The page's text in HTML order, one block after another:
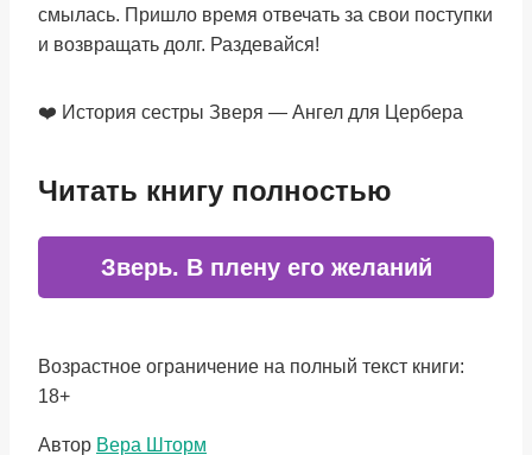
смылась. Пришло время отвечать за свои поступки
и возвращать долг. Раздевайся!
❤️ История сестры Зверя — Ангел для Цербера
Читать книгу полностью
Зверь. В плену его желаний
Возрастное ограничение на полный текст книги:
18+
Метки
Автор Вера Шторм